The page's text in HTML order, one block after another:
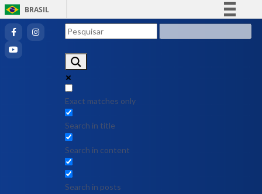
BRASIL
Exact matches only
Search in title
Search in content
Search in posts